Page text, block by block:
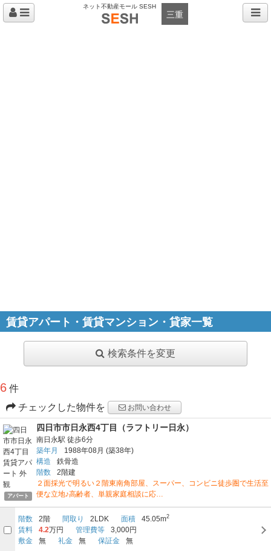
ネット不動産モール SESH
三重
賃貸アパート・賃貸マンション・貸家一覧
検索条件を変更
6 件
チェックした物件を
お問い合わせ
アパート
四日市市日永西4丁目（ラフトリー日永）
南日永駅 徒歩6分
築年月
1988年08月 (築38年)
構造
鉄骨造
階数
2階建
２面採光で明るい２階東南角部屋、スーパー、コンビニ徒歩圏で生活至
便な立地♪高齢者、単親家庭相談に応…
階数 2階 間取り 2LDK 面積 45.05m2
賃料 4.2万円 管理費等
3,000円
敷金
無 礼金 無 保証金 無